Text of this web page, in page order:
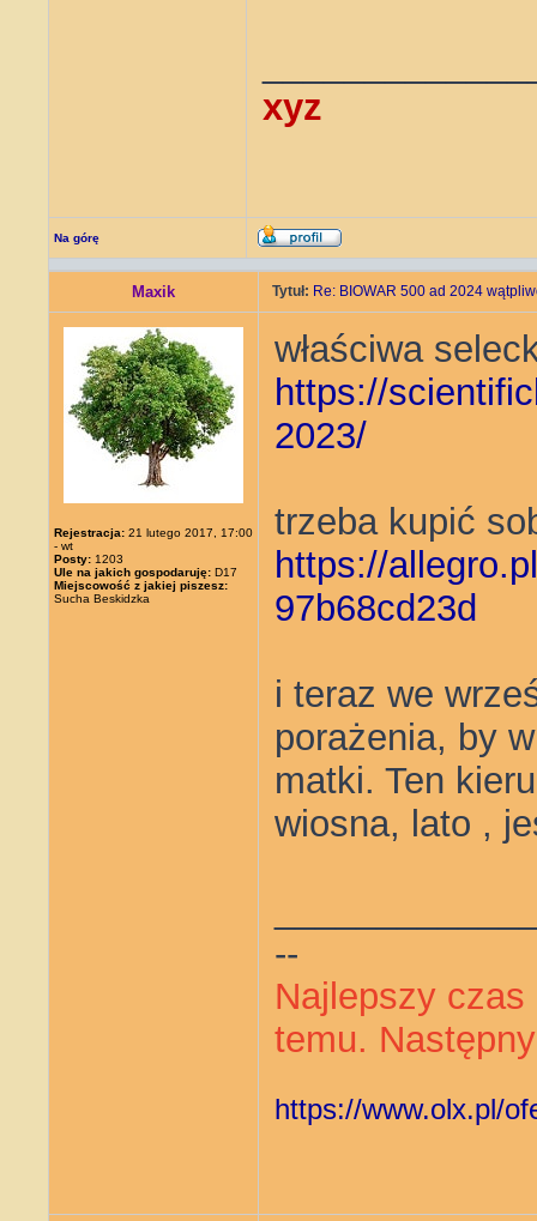
xyz
Na górę
Maxik Tytuł: Re: BIOWAR 500 ad 2024
Rejestracja: 21 lutego 2017, 17:00
- wt
Posty: 1203
Ule na jakich gospodaruję: D17
Miejscowość z jakiej piszesz:
Sucha Beskidzka
właściwa
https://
2023/
trzeba kupić
https://
97b68cd23d
i teraz we
porażenia, by
matki. Ten
wiosna, lato ,
--
Najlepszy czas
temu.
https://www.olx.pl/